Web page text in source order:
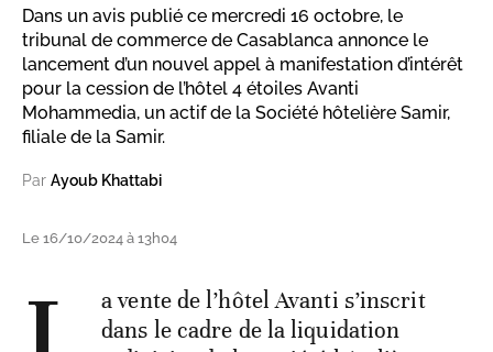
Dans un avis publié ce mercredi 16 octobre, le
tribunal de commerce de Casablanca annonce le
lancement d’un nouvel appel à manifestation d’intérêt
pour la cession de l’hôtel 4 étoiles Avanti
Mohammedia, un actif de la Société hôtelière Samir,
filiale de la Samir.
Par Ayoub Khattabi
Le 16/10/2024 à 13h04
a vente de l’hôtel Avanti s’inscrit
dans le cadre de la liquidation